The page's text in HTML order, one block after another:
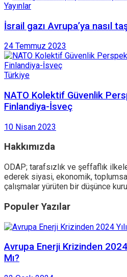
Yayınlar
İsrail gazı Avrupa’ya nasıl
24 Temmuz 2023
Türkiye
NATO Kolektif Güvenlik
Finlandiya-İsveç
10 Nisan 2023
Hakkımızda
ODAP; tarafsızlık ve şeffaflık
ederek siyasi, ekonomik,
çalışmalar yürüten bir düşünce
Populer Yazılar
Avrupa Enerji Krizinden
Mı?